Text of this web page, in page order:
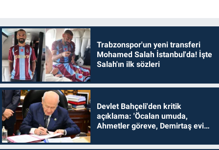
Trabzonspor'un yeni transferi
Mohamed Salah İstanbul'da! İşte
Salah'ın ilk sözleri
Devlet Bahçeli'den kritik
açıklama: 'Öcalan umuda,
Ahmetler göreve, Demirtaş evine